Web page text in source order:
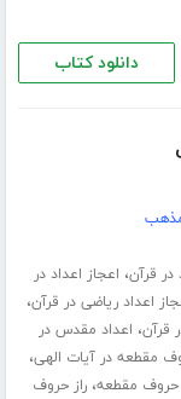
دانلود کتاب
در قرآن، اعجاز اعداد در
اعداد ریاضی در قرآن،
قرآن، اعداد مقدس در
مقطعه در آیات الهی،
حروف مقطعه،راز حروف